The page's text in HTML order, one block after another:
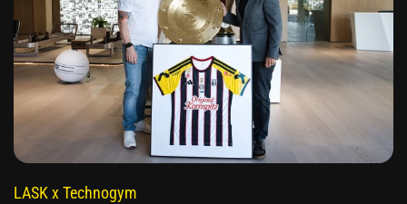
LASK x Technogym